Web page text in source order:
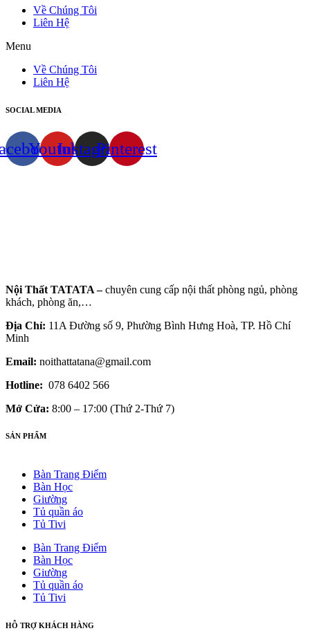
Về Chúng Tôi
Liên Hệ
Menu
Về Chúng Tôi
Liên Hệ
SOCIAL MEDIA
YoutubeInstagramPinterest
Nội Thất TATATA –chuyên cung cấp nội thất phòng ngủ, phòng
khách, phòng ăn,…
Địa Chỉ: 11A Đường số 9, Phường Bình Hưng Hoà, TP. Hồ Chí
Minh
Email: noithattatana@gmail.com
Hotline: 078 6402 566
Mở Cửa: 8:00 – 17:00 (Thứ 2-Thứ 7)
SẢN PHẨM
Bàn Trang Điểm
Bàn Học
Giường
Tủ quần áo
Tủ Tivi
Bàn Trang Điểm
Bàn Học
Giường
Tủ quần áo
Tủ Tivi
HỖ TRỢ KHÁCH HÀNG